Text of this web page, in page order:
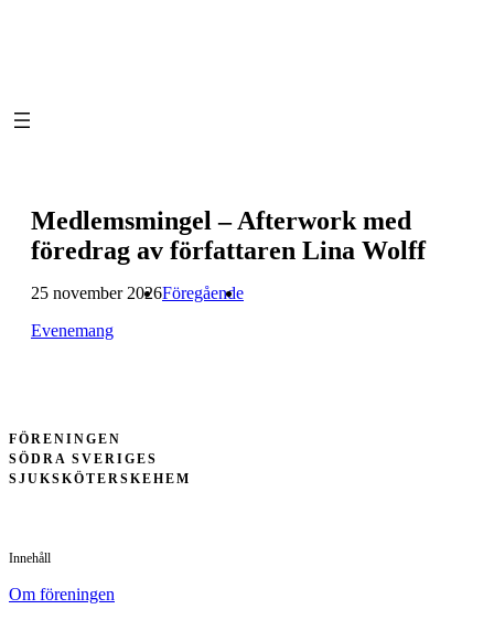
Medlemsmingel – Afterwork med
föredrag av författaren Lina Wolff
25 november 2026
Evenemang
Föregående
FÖRENINGEN
SÖDRA SVERIGES
SJUKSKÖTERSKEHEM
Innehåll
Om föreningen